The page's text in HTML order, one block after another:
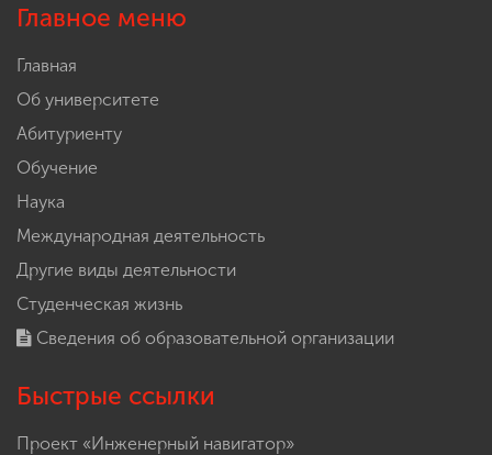
Главное меню
Главная
Об университете
Абитуриенту
Обучение
Наука
Международная деятельность
Другие виды деятельности
Студенческая жизнь
Сведения об образовательной организации
Быстрые ссылки
Проект «Инженерный навигатор»